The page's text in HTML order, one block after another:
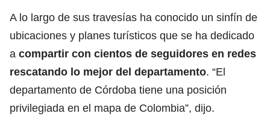
A lo largo de sus travesías ha conocido un sinfín de
ubicaciones y planes turísticos que se ha dedicado
a compartir con cientos de seguidores en redes
rescatando lo mejor del departamento. “El
departamento de Córdoba tiene una posición
privilegiada en el mapa de Colombia”, dijo.